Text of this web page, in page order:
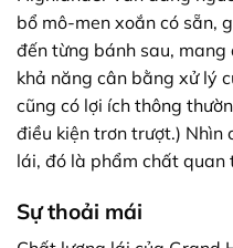
bổ mô-men xoắn có sẵn,
đến từng bánh sau,
khả năng cân bằng xử lý
cũng có lợi ích thông
điều kiện trơn trượt.) Nhìn
lái, đó là phẩm chất quan
Sự thoải mái